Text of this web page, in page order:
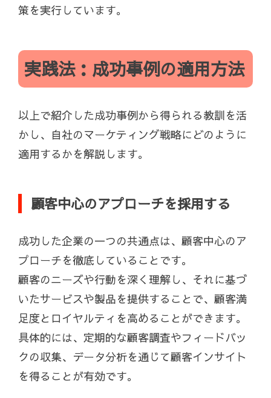
策を実行しています。
実践法：成功事例の適用方法
以上で紹介した成功事例から得られる教訓を活
かし、自社のマーケティング戦略にどのように
適用するかを解説します。
顧客中心のアプローチを採用する
成功した企業の一つの共通点は、顧客中心のア
プローチを徹底していることです。
顧客のニーズや行動を深く理解し、それに基づ
いたサービスや製品を提供することで、顧客満
足度とロイヤルティを高めることができます。
具体的には、定期的な顧客調査やフィードバッ
クの収集、データ分析を通じて顧客インサイト
を得ることが有効です。